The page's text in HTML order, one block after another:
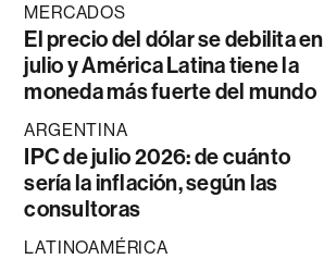
MERCADOS
El precio del dólar se debilita en
julio y América Latina tiene la
moneda más fuerte del mundo
ARGENTINA
IPC de julio 2026: de cuánto
sería la inflación, según las
consultoras
LATINOAMÉRICA